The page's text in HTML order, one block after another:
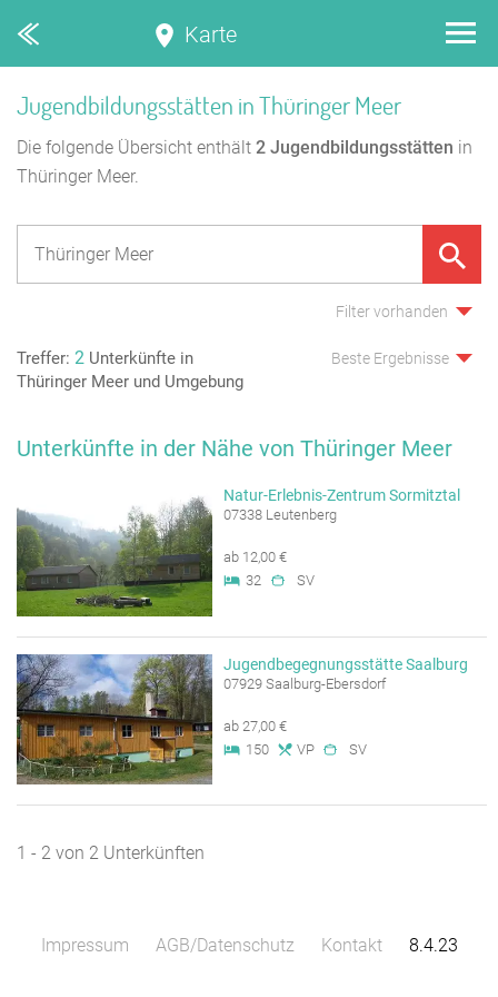
Karte
Jugendbildungsstätten in Thüringer Meer
Die folgende Übersicht enthält 2 Jugendbildungsstätten in
Thüringer Meer.
Filter vorhanden
Treffer: 2 Unterkünfte in
Thüringer Meer und Umgebung
Beste Ergebnisse
Unterkünfte in der Nähe von Thüringer Meer
Natur-Erlebnis-Zentrum Sormitztal
07338 Leutenberg
ab 12,00 €
32
SV
Jugendbegegnungsstätte Saalburg
07929 Saalburg-Ebersdorf
ab 27,00 €
150
VP SV
1 - 2 von 2 Unterkünften
Impressum AGB/Datenschutz Kontakt 8.4.23